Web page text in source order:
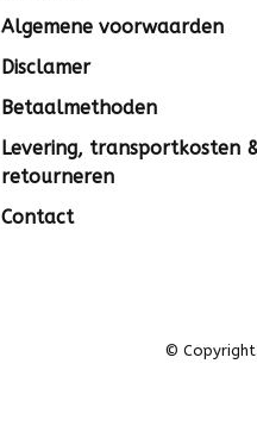
Algemene voorwaarden
Disclamer
Betaalmethoden
Levering, transportkosten
retourneren
Contact
©